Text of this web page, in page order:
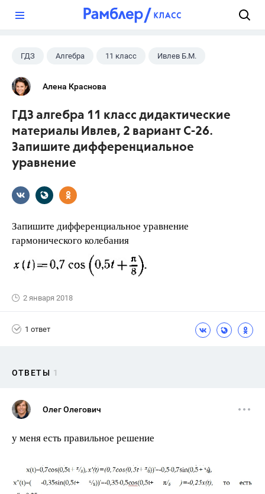
ГДЗ Алгебра 11 класс Ивлев Б.М.
Алена Краснова
ГДЗ алгебра 11 класс дидактические
материалы Ивлев, 2 вариант С-26.
Запишите дифференциальное
уравнение
Запишите дифференциальное уравнение
гармонического колебания
2 января 2018
1 ответ
ОТВЕТЫ 1
Олег Олегович
у меня есть правильное решение